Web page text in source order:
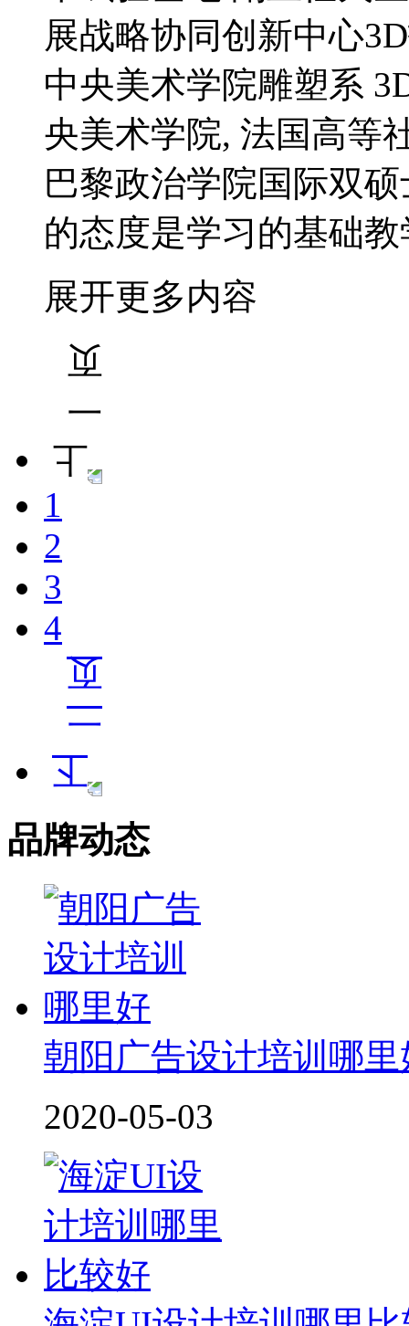
展战略协同创新中心
中央美术学院雕塑系
央美术学院, 法国高等
巴黎政治学院国际双
的态度是学习的基础
展开更多内容
1
2
3
4
品牌动态
朝阳广告设计培训哪里
2020-05-03